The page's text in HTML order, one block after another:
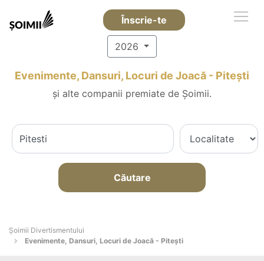
Înscrie-te
2026
Evenimente, Dansuri, Locuri de Joacă - Piteşti
și alte companii premiate de Șoimii.
Căutare
Şoimii Divertismentului
Evenimente, Dansuri, Locuri de Joacă - Piteşti